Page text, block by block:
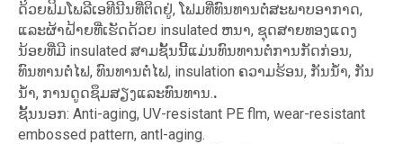
ດ້ວຍຟິມໂພລີເອທີນີນທີ່ຕິດຢູ່, ໂຟມທີ່ທົນທານຕໍ່ສະພາບອາກາດ,
ແລະຜ້າຝ້າຍທີ່ເຮັດດ້ວຍ insulated ຫນາ, ຊຸດສາຍທອງແດງ
ນ້ອຍທີ່ມີ insulated ສາມຊັ້ນນີ້ແມ່ນທົນທານຕໍ່ການກັດກ່ອນ,
ທົນທານຕໍ່ໄຟ, ທົນທານຕໍ່ໄຟ, insulation ຄວາມຮ້ອນ, ກັນນ້ໍາ, ກັນ
ນ້ໍາ, ການດູດຊຶມສຽງແລະທົນທານ..
ຊັ້ນນອກ: Anti-aging, UV-resistant PE flm, wear-resistant
embossed pattern, antl-aging.